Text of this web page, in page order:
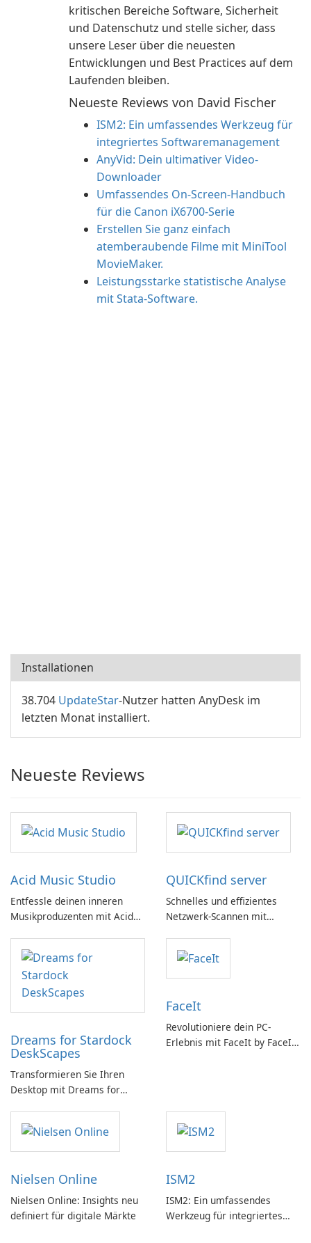
kritischen Bereiche Software, Sicherheit
und Datenschutz und stelle sicher, dass
unsere Leser über die neuesten
Entwicklungen und Best Practices auf dem
Laufenden bleiben.
Neueste Reviews von David Fischer
ISM2: Ein umfassendes Werkzeug für
integriertes Softwaremanagement
AnyVid: Dein ultimativer Video-
Downloader
Umfassendes On-Screen-Handbuch
für die Canon iX6700-Serie
Erstellen Sie ganz einfach
atemberaubende Filme mit MiniTool
MovieMaker.
Leistungsstarke statistische Analyse
mit Stata-Software.
Installationen
38.704 UpdateStar-Nutzer hatten AnyDesk im
letzten Monat installiert.
Neueste Reviews
Acid Music Studio
Entfessle deinen inneren
Musikproduzenten mit Acid
QUICKfind server
Schnelles und effizientes
Netzwerk-Scannen mit
Dreams for Stardock
DeskScapes
Transformieren Sie Ihren
Desktop mit Dreams for
FaceIt
Revolutioniere dein PC-
Erlebnis mit FaceIt by FaceIt
Nielsen Online
Nielsen Online: Insights neu
definiert für digitale Märkte
ISM2
ISM2: Ein umfassendes
Werkzeug für integriertes